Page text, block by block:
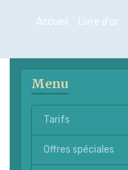
Accueil Livre d'or
Menu
Tarifs
Offres spéciales